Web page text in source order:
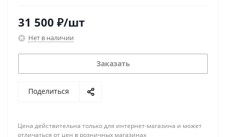
31 500 ₽/шт
Нет в наличии
Заказать
Поделиться
Цена действительна только для интернет-магазина и может
отличаться от цен в розничных магазинах